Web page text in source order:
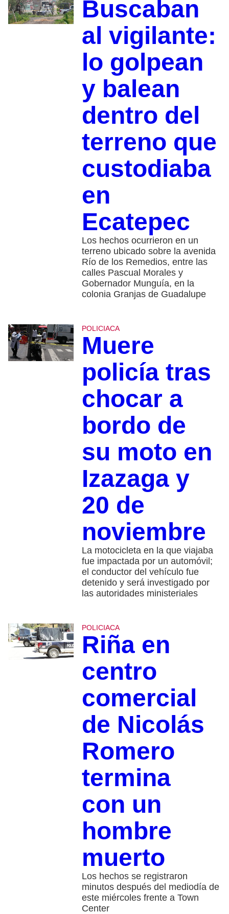
Buscaban
al vigilante:
lo golpean
y balean
dentro del
terreno que
custodiaba
en
Ecatepec
Los hechos ocurrieron en un
terreno ubicado sobre la avenida
Río de los Remedios, entre las
calles Pascual Morales y
Gobernador Munguía, en la
colonia Granjas de Guadalupe
POLICIACA
Muere
policía tras
chocar a
bordo de
su moto en
Izazaga y
20 de
noviembre
La motocicleta en la que viajaba
fue impactada por un automóvil;
el conductor del vehículo fue
detenido y será investigado por
las autoridades ministeriales
POLICIACA
Riña en
centro
comercial
de Nicolás
Romero
termina
con un
hombre
muerto
Los hechos se registraron
minutos después del mediodía de
este miércoles frente a Town
Center